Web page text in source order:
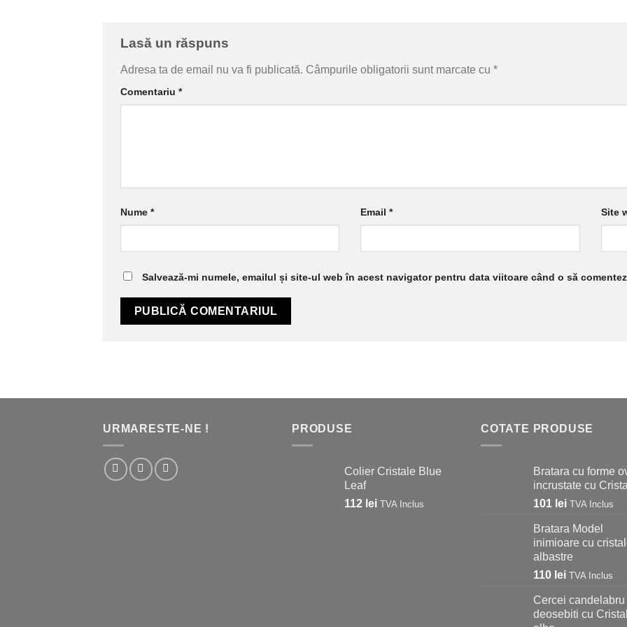
Lasă un răspuns
Adresa ta de email nu va fi publicată. Câmpurile obligatorii sunt marcate cu *
Comentariu *
Nume * Email* Site
Salvează-mi numele, emailul și site-ul web în acest navigator pentru data viitoare când o să
URMARESTE-NE ! PRODUSE
Colier Cristale Blue
Leaf
112 lei TVA Inclus
COTATE PRODUSE
Bratara cu forme
incrustate cu
101 lei TVA Inclus
Bratara Model
inimioare cu
albastre
110 lei TVA Inclus
Cercei candelabru
deosebiti cu